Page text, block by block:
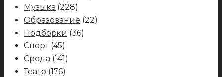
Музыка (228)
Образование (22)
Подборки (36)
Спорт(45)
Среда (141)
Театр (176)